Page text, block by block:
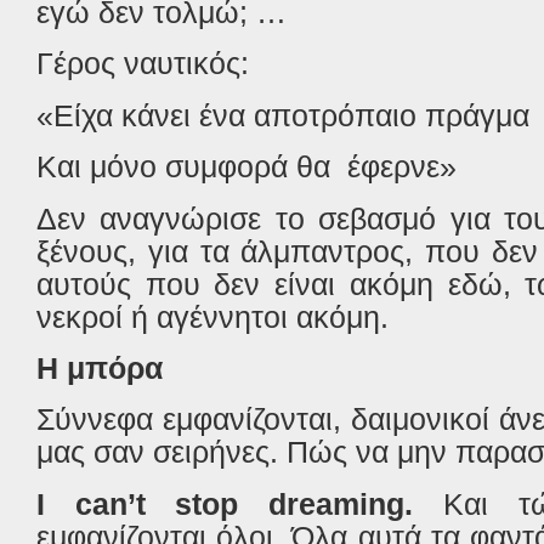
εγώ δεν τολμώ; …
Γέρος ναυτικός:
«Είχα κάνει ένα αποτρόπαιο πράγμα
Και μόνο συμφορά θα έφερνε»
Δεν αναγνώρισε το σεβασμό για
ξένους, για τα άλμπαντρος, που
αυτούς που δεν είναι ακόμη εδώ,
νεκροί ή αγέννητοι ακόμη.
Η μπόρα
Σύννεφα εμφανίζονται, δαιμονικοί
μας σαν σειρήνες. Πώς να μην
I
can’t stop dreaming. Και
εμφανίζονται όλοι. Όλα αυτά τα